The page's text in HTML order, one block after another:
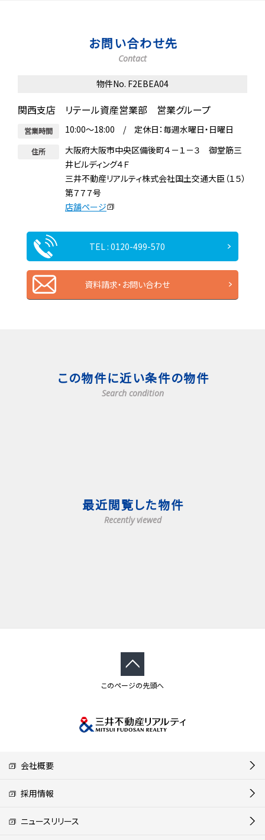
お問い合わせ先
Contact
物件No. F2EBEA04
関西支店 リテール資産営業部 営業グループ
営業時間 10:00～18:00 / 定休日：毎週水曜日・日曜日
住所
大阪府大阪市中央区備後町４－１－３ 御堂筋三
井ビルディング４Ｆ
三井不動産リアルティ株式会社国土交通大臣（１５）
第７７７号
店舗ページ
TEL : 0120-499-570
資料請求・お問い合わせ
この物件に近い条件の物件
Search condition
最近閲覧した物件
Recently viewed
このページの先頭へ
会社概要
採用情報
ニュースリリース